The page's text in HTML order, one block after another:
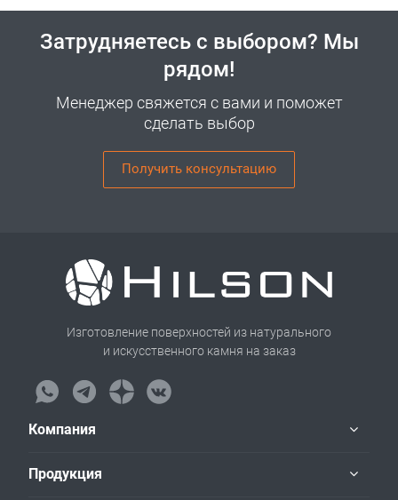
Затрудняетесь с выбором? Мы
рядом!
Менеджер свяжется с вами и поможет
сделать выбор
Получить консультацию
Изготовление поверхностей из натурального
и искусственного камня на заказ
Компания
Продукция